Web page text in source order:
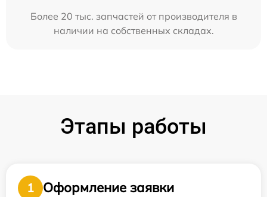
Более 20 тыс. запчастей от производителя в
наличии на собственных складах.
Этапы работы
1
Оформление заявки